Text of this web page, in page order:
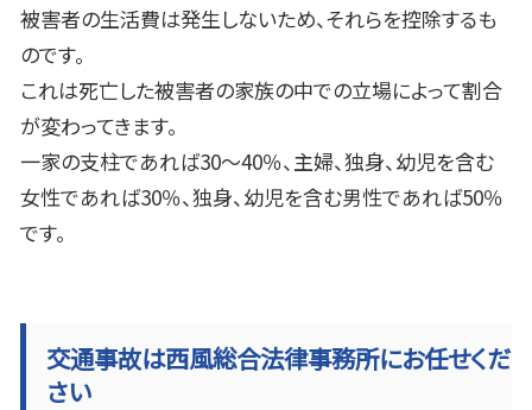
被害者の生活費は発生しないため、それらを控除するも
のです。
これは死亡した被害者の家族の中での立場によって割合
が変わってきます。
一家の支柱であれば30〜40％、主婦、独身、幼児を含む
女性であれば30％、独身、幼児を含む男性であれば50％
です。
交通事故は西風総合法律事務所にお任せくだ
さい